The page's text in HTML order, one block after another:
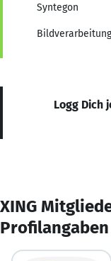
Syntegon
Logg Dich
XING
Profilangaben